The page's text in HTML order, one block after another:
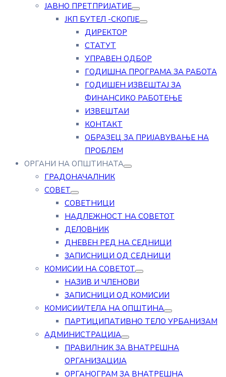
ЈАВНО ПРЕТПРИЈАТИЕ
ЈКП БУТЕЛ -СКОПЈЕ
ДИРЕКТОР
СТАТУТ
УПРАВЕН ОДБОР
ГОДИШНА ПРОГРАМА ЗА РАБОТА
ГОДИШЕН ИЗВЕШТАЈ ЗА
ФИНАНСИКО РАБОТЕЊЕ
ИЗВЕШТАИ
КОНТАКТ
ОБРАЗЕЦ ЗА ПРИЈАВУВАЊЕ НА
ПРОБЛЕМ
ОРГАНИ НА ОПШТИНАТА
ГРАДОНАЧАЛНИК
СОВЕТ
СОВЕТНИЦИ
НАДЛЕЖНОСТ НА СОВЕТОТ
ДЕЛОВНИК
ДНЕВЕН РЕД НА СЕДНИЦИ
ЗАПИСНИЦИ ОД СЕДНИЦИ
КОМИСИИ НА СОВЕТОТ
НАЗИВ И ЧЛЕНОВИ
ЗАПИСНИЦИ ОД КОМИСИИ
КОМИСИИ/ТЕЛА НА ОПШТИНА
ПАРТИЦИПАТИВНО ТЕЛО УРБАНИЗАМ
АДМИНИСТРАЦИЈА
ПРАВИЛНИК ЗА ВНАТРЕШНА
ОРГАНИЗАЦИЈА
ОРГАНОГРАМ ЗА ВНАТРЕШНА